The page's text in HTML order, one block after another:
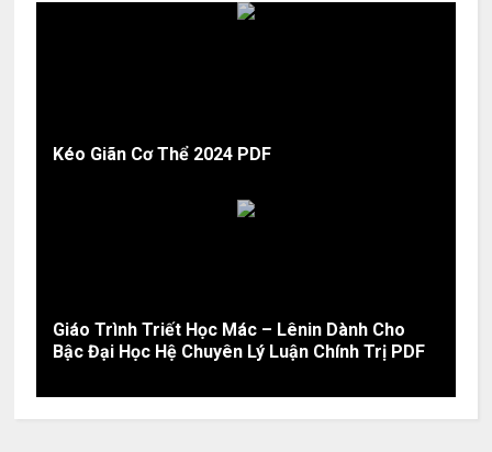
Kéo Giãn Cơ Thể 2024 PDF
Giáo Trình Triết Học Mác – Lênin Dành Cho
Bậc Đại Học Hệ Chuyên Lý Luận Chính Trị PDF